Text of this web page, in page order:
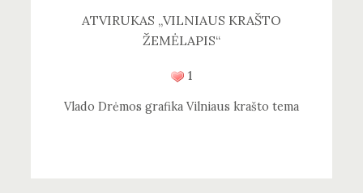
ATVIRUKAS „VILNIAUS KRAŠTO
ŽEMĖLAPIS“
1
Vlado Drėmos grafika Vilniaus krašto tema